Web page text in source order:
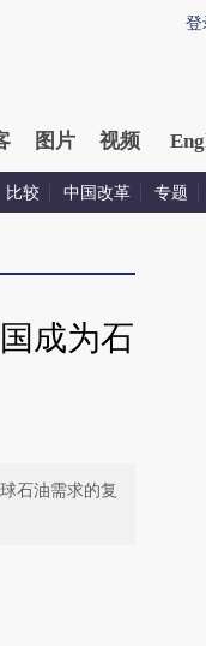
登
图片 视频
比较 中国改革 专题
成为石
石油需求的复